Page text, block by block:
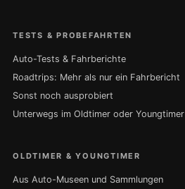
TESTS & PROBEFAHRTEN
Auto-Tests & Fahrberichte
Roadtrips: Mehr als nur ein Fahrbericht
Sonst noch ausprobiert
Unterwegs im Oldtimer oder Youngtimer
OLDTIMER & YOUNGTIMER
Aus Auto-Museen und Sammlungen